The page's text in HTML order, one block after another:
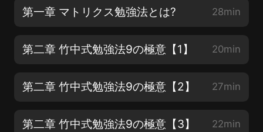
第一章 マトリクス勉強法とは? 28min
第二章 竹中式勉強法9の極意【1】 20min
第二章 竹中式勉強法9の極意【2】 27min
第二章 竹中式勉強法9の極意【3】 22min